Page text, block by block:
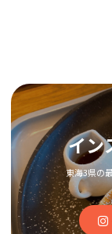
イン
東海3県の